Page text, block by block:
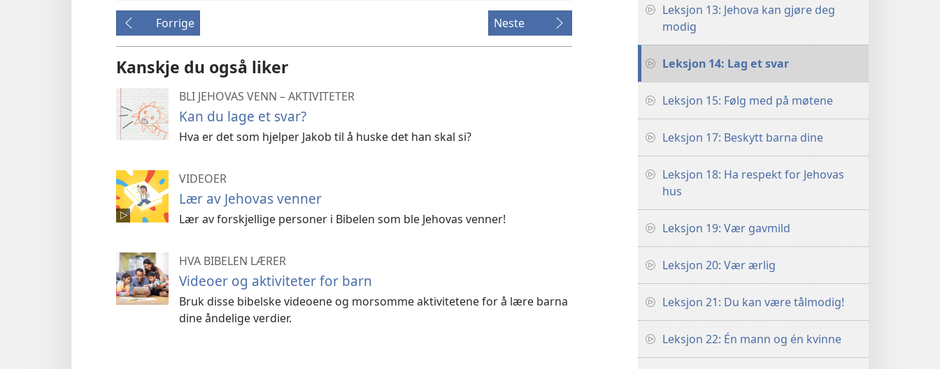
Forrige Neste
Kanskje du også liker
BLI JEHOVAS VENN – AKTIVITETER
Kan du lage et svar?
Hva er det som hjelper Jakob til å huske det han skal si?
VIDEOER
Lær av Jehovas venner
Lær av forskjellige personer i Bibelen som ble Jehovas venner!
HVA BIBELEN LÆRER
Videoer og aktiviteter for barn
Bruk disse bibelske videoene og morsomme aktivitetene for å lære barna
dine åndelige verdier.
Leksjon 13: Jehova kan gjøre deg
modig
Leksjon 14: Lag et svar
Leksjon 15: Følg med på møtene
Leksjon 17: Beskytt barna dine
Leksjon 18: Ha respekt for Jehovas
hus
Leksjon 19: Vær gavmild
Leksjon 20: Vær ærlig
Leksjon 21: Du kan være tålmodig!
Leksjon 22: Én mann og én kvinne